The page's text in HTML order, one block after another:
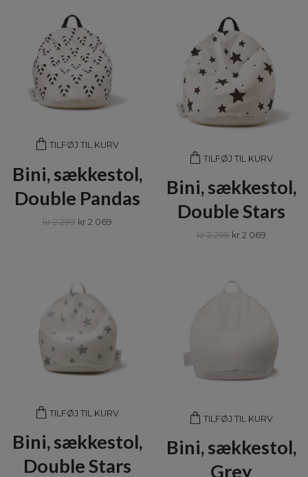
TILFØJ TIL KURV
Bini, sækkestol,
Double Pandas
kr 2 299 kr 2 069
TILFØJ TIL KURV
Bini, sækkestol,
Double Stars
kr 2 299 kr 2 069
TILFØJ TIL KURV
Bini, sækkestol,
Double Stars
TILFØJ TIL KURV
Bini, sækkestol,
Grey